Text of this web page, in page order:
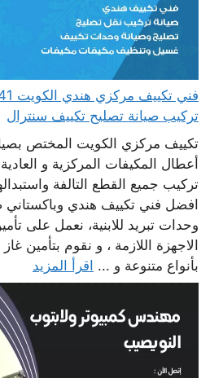
تركيب صيانة تصليح تكييف سنترال
تكييف مركزي الكويت المختص
أعطال المكيفات المركزية و
تركيب جميع القطع التالفة
افضل فني تكييف هندي وباكستاني
وحدات تبريد للابنية، نعمل على
الاجهزة اللازمة ، و نقوم بتأمين
بأنواع متنوعة و ... اقرأ المزيد